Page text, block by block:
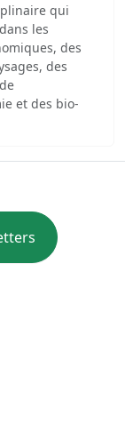
qui
les
des
des
et des bio-